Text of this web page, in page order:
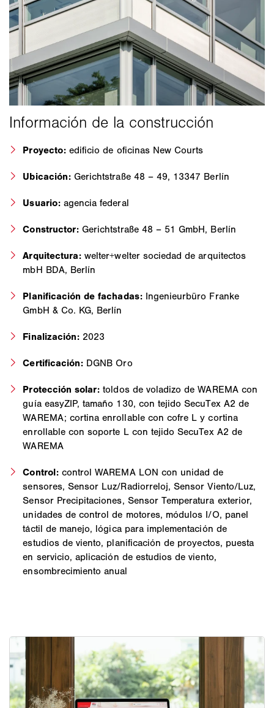
Proyecto: edificio de oficinas New Courts
Ubicación: Gerichtstraße 48 – 49, 13347 Berlín
Usuario: agencia federal
Constructor:Gerichtstraße 48 – 51 GmbH, Berlín
Arquitectura:welter+welter sociedad de arquitectos
mbH BDA, Berlín
Planificación de fachadas: Ingenieurbüro Franke
GmbH & Co. KG, Berlín
Finalización: 2023
Certificación: DGNB Oro
Protección solar:toldos de voladizo de WAREMA con
guía easyZIP, tamaño 130, con tejido SecuTex A2 de
WAREMA; cortina enrollable con cofre L y cortina
enrollable con soporte L con tejido SecuTex A2 de
WAREMA
Control: control WAREMA LON con unidad de
sensores, Sensor Luz/Radiorreloj, Sensor Viento/Luz,
Sensor Precipitaciones, Sensor Temperatura exterior,
unidades de control de motores, módulos I/O, panel
táctil de manejo, lógica para implementación de
estudios de viento, planificación de proyectos, puesta
en servicio, aplicación de estudios de viento,
ensombrecimiento anual